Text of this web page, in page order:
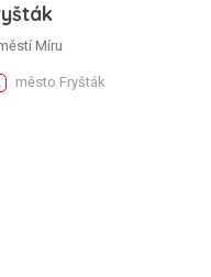
Míru
město Fryšták